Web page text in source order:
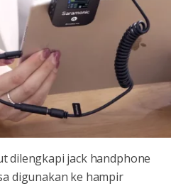
dilengkapi jack handphone
digunakan ke hampir